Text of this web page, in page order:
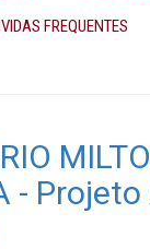
FREQUENTES
-